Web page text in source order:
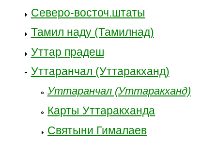
Северо-восточ.штаты
Тамил наду (Тамилнад)
Уттар прадеш
Уттаранчал (Уттаракханд)
Уттаранчал (Уттаракханд)
Карты Уттаракханда
Святыни Гималаев